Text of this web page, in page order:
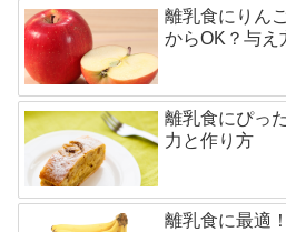
離乳食にりん
からOK？与え
離乳食にぴっ
力と作り方
離乳食に最適